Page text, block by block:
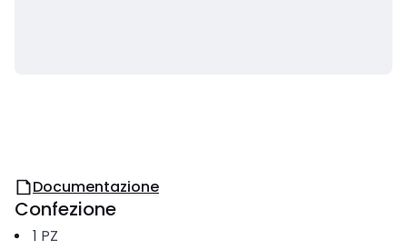
Documentazione
Confezione
1 PZ